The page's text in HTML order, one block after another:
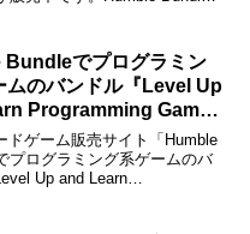
Bundleでプログラミン
ムのバンドル『Level Up
Programming Games
が販売中。
ドゲーム販売サイト「Humble
プログラミング系ゲームのバ
Up and Learn